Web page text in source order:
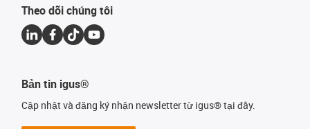
Theo dõi chúng tôi
Bản tin igus®
Cập nhật và đăng ký nhận newsletter từ igus® tại đây.